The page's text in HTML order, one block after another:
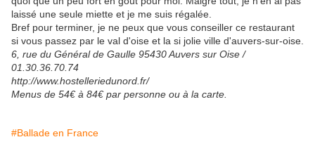
laissé une seule miette et je me suis régalée.
Bref pour terminer, je ne peux que vous conseiller ce restaurant
si vous passez par le val d'oise et la si jolie ville d'auvers-sur-oise.
6, rue du Général de Gaulle 95430 Auvers sur Oise /
01.30.36.70.74
http://www.hostelleriedunord.fr/
Menus de 54€ à 84€ par personne ou à la carte.
#Ballade en France